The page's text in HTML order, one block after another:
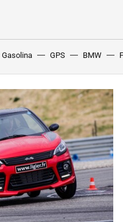
Gasolina GPS BMW